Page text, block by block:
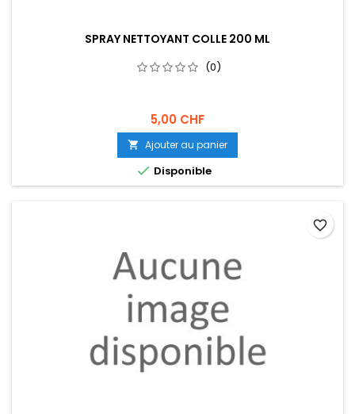
SPRAY NETTOYANT COLLE 200 ML
(0)
5,00 CHF
 Ajouter au panier
 Disponible
favorite_border